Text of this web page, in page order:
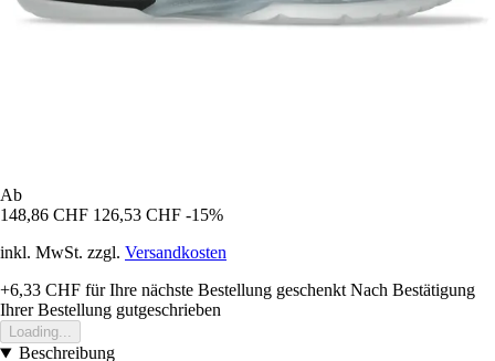
Ab
148,86 CHF 126,53 CHF -15%
inkl. MwSt. zzgl. Versandkosten
+6,33 CHF für Ihre nächste Bestellung geschenkt Nach Bestätigung
Ihrer Bestellung gutgeschrieben
Loading...
Beschreibung